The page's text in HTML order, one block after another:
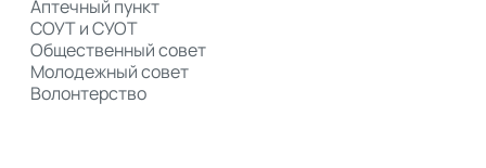
Аптечный пункт
СОУТ и СУОТ
Общественный совет
Молодежный совет
Волонтерство